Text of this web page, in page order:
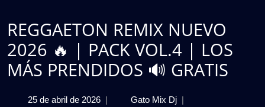
REGGAETON REMIX NUEVO
2026 🔥 | PACK VOL.4 | LOS
MÁS PRENDIDOS 🔊 GRATIS
25 de abril de 202625| Gato Mix DjREGGAETON
|